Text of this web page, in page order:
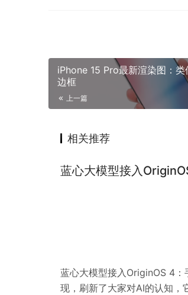
iPhone 15 Pro最新渲染图：
边框
上一篇
相关推荐
蓝心大模型接入
蓝心大模型接入OriginOS 4：
现，刷新了大家对AI的认知